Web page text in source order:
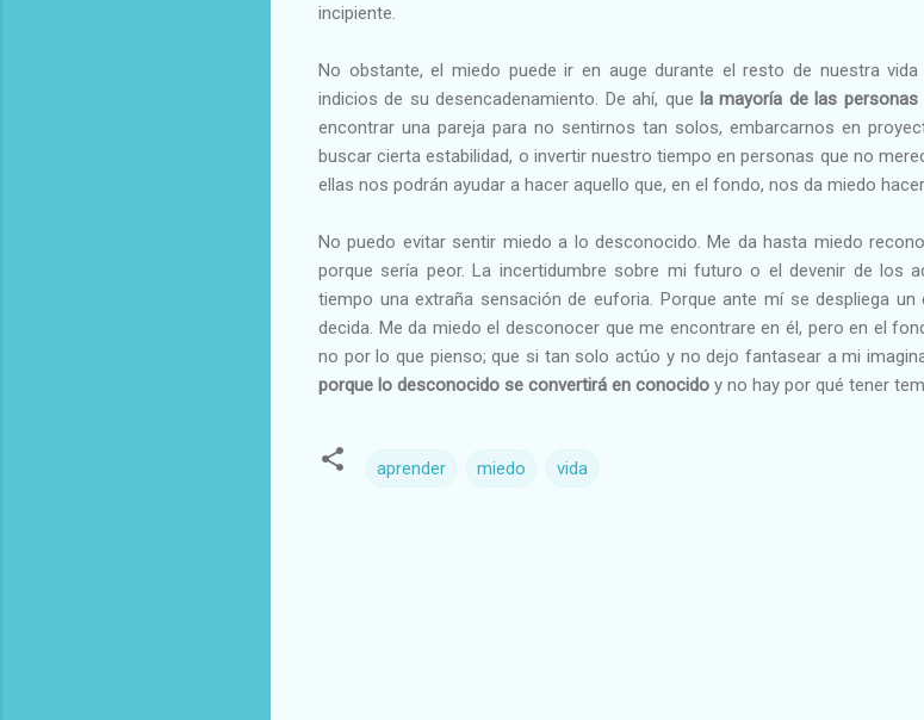
incipiente.
No obstante, el miedo puede ir en auge durante el resto de nuestra
indicios de su desencadenamiento. De ahí, que la mayoría de las
encontrar una pareja para no sentirnos tan solos, embarcarnos en
buscar cierta estabilidad, o invertir nuestro tiempo en personas que no
ellas nos podrán ayudar a hacer aquello que, en el fondo, nos da miedo
No puedo evitar sentir miedo a lo desconocido. Me da hasta miedo
porque sería peor. La incertidumbre sobre mi futuro o el devenir de los
tiempo una extraña sensación de euforia. Porque ante mí se despliega
decida. Me da miedo el desconocer que me encontrare en él, pero en el
no por lo que pienso; que si tan solo actúo y no dejo fantasear a mi
porque lo desconocido se convertirá en conocido y no hay por qué tener
aprender miedo vida